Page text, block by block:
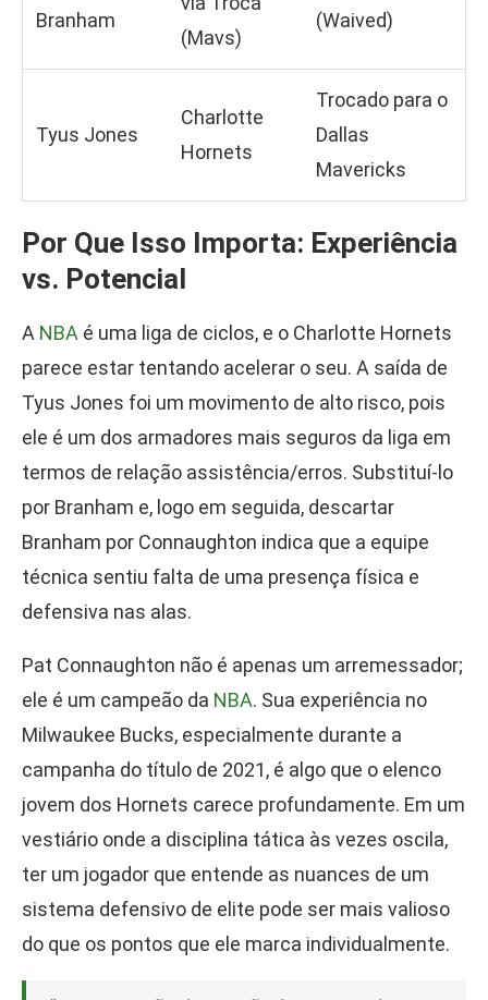
Branham
(Mavs)
(Waived)
Tyus Jones
Charlotte
Hornets
Trocado para o
Dallas
Mavericks
Por Que Isso Importa: Experiência
vs. Potencial
A NBA é uma liga de ciclos, e o Charlotte Hornets
parece estar tentando acelerar o seu. A saída de
Tyus Jones foi um movimento de alto risco, pois
ele é um dos armadores mais seguros da liga em
termos de relação assistência/erros. Substituí-lo
por Branham e, logo em seguida, descartar
Branham por Connaughton indica que a equipe
técnica sentiu falta de uma presença física e
defensiva nas alas.
Pat Connaughton não é apenas um arremessador;
ele é um campeão da NBA. Sua experiência no
Milwaukee Bucks, especialmente durante a
campanha do título de 2021, é algo que o elenco
jovem dos Hornets carece profundamente. Em um
vestiário onde a disciplina tática às vezes oscila,
ter um jogador que entende as nuances de um
sistema defensivo de elite pode ser mais valioso
do que os pontos que ele marca individualmente.